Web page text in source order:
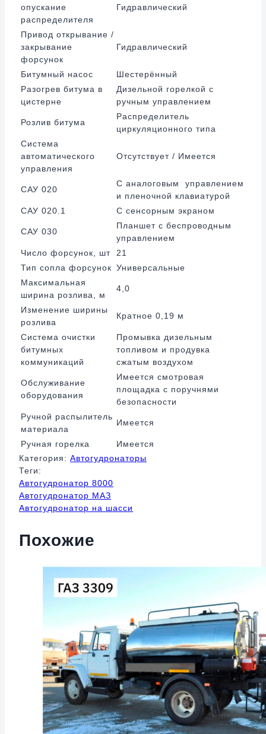
опускание
распределителя
Гидравлический
Привод открывание /
закрывание
форсунок
Гидравлический
Битумный насос
Шестерённый
Разогрев битума в
цистерне
Дизельной горелкой с
ручным управлением
Розлив битума
Распределитель
циркуляционного типа
Система
автоматического
управления
Отсутствует / Имеется
САУ 020
С аналоговым управлением
и пленочной клавиатурой
САУ 020.1
С сенсорным экраном
САУ 030
Планшет с беспроводным
управлением
Число форсунок, шт
21
Тип сопла форсунок Универсальные
Максимальная
ширина розлива, м
4,0
Изменение ширины
розлива
Кратное 0,19 м
Система очистки
битумных
коммуникаций
Промывка дизельным
топливом и продувка
сжатым воздухом
Обслуживание
оборудования
Имеется смотровая
площадка с поручнями
безопасности
Ручной распылитель
материала
Имеется
Ручная горелка
Имеется
Категория: Автогудронаторы
Теги:
Автогудронатор 8000
Автогудронатор МАЗ
Автогудронатор на шасси
Похожие